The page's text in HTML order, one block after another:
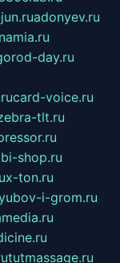
adonyev.ru
day.ru
card-voice.ru
tlt.ru
shop.ru
x-ton.ru
i-grom.ru
tutmassage.ru